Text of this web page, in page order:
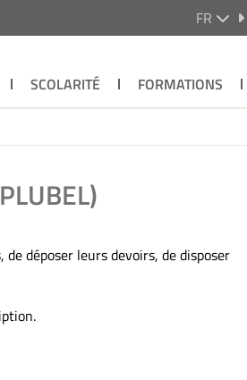
FR
SCOLARITÉ FORMATIONS
déposer leurs devoirs, de disposer